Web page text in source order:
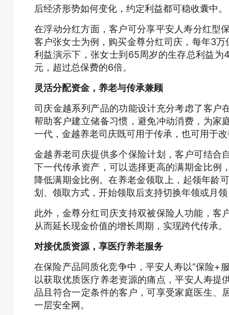
后经济形势如何变化，约定利益都可稳收囊中。
在浮动分红方面，客户可分享平安人寿分红型
客户张女士为例，购买金尊分红司庆，每年3
利益演示下，张女士到65周岁的生存总利益
元，超过总保费的6倍。
灵活分配资金，养老与传承兼顾
司庆金越系列产品的功能设计充分考虑了客户
帮助客户建立储备习惯，避免冲动消费，为家
一代，金越养老司庆既可用于传承，也可用于
金越养老司庆提供多个保险计划，客户可结合
下一代传承资产，可以选择更高的满期金比例
降低满期金比例。在养老金领取上，起领年龄
划、领取方式，开始领取后支持切换年领或月
此外，金尊分红司庆支持双被保险人功能，客
从而延长现金价值的增长周期，实现跨代传承
对接优质资源，享医疗养老服务
在保险产品同质化竞争中，平安人寿以“保险+
以获取优质医疗养老资源的痛点，平安人寿
品且符合一定条件的客户，可享受家庭医生、
一层安全网。